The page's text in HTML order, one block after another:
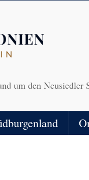
um den Neusiedler